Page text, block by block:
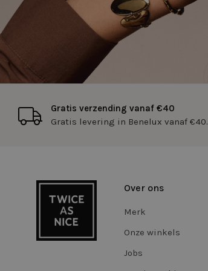
Gratis verzending vanaf €40
Gratis levering in Benelux vanaf €40.
Over ons
Merk
Onze winkels
Jobs